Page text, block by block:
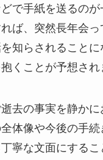
で手紙を送るの
ば、突然長年会っ
知らされることに
くことが予想され
去の事実を静かに
体像や今後の手続
寧な文面にするこ